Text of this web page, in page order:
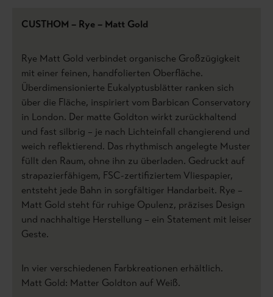
CUSTHOM – Rye – Matt Gold
Rye Matt Gold verbindet organische Großzügigkeit
mit einer feinen, handfolierten Oberfläche.
Überdimensionierte Eukalyptusblätter ranken sich
über die Fläche, inspiriert vom Barbican Conservatory
in London. Der matte Goldton wirkt zurückhaltend
und fast silbrig – je nach Lichteinfall changierend und
weich reflektierend. Das rhythmisch angelegte Muster
füllt den Raum, ohne ihn zu überladen. Gedruckt auf
strapazierfähigem, FSC-zertifiziertem Vliespapier,
entsteht jede Bahn in sorgfältiger Handarbeit. Rye –
Matt Gold steht für ruhige Opulenz, präzises Design
und nachhaltige Herstellung – ein Statement mit leiser
Geste.
In vier verschiedenen Farbkreationen erhältlich.
Matt Gold: Matter Goldton auf Weiß.